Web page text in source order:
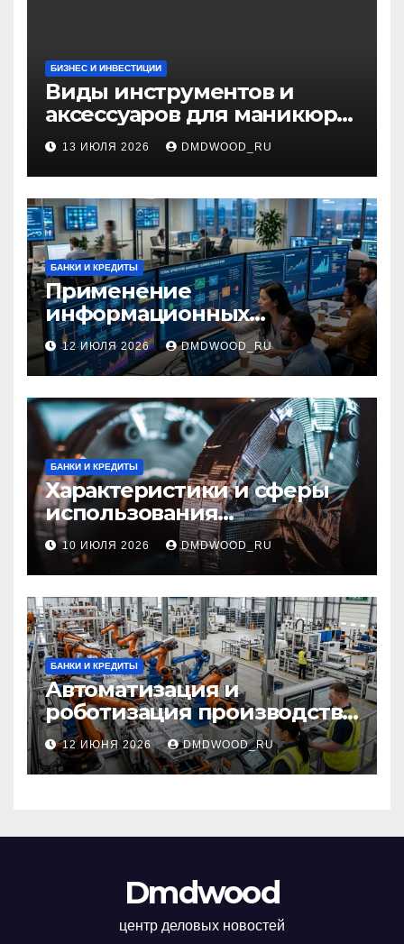
БИЗНЕС И ИНВЕСТИЦИИ
Виды инструментов и
аксессуаров для маникюра
и педикюра
13 ИЮЛЯ 2026 DMDWOOD_RU
БАНКИ И КРЕДИТЫ
Применение
информационных
технологий и системная
интеграция в бизнес-
процессах
12 ИЮЛЯ 2026 DMDWOOD_RU
БАНКИ И КРЕДИТЫ
Характеристики и сферы
использования
межфланцевых
огнезащитных
самоклеящихся лент
10 ИЮЛЯ 2026 DMDWOOD_RU
БАНКИ И КРЕДИТЫ
Автоматизация и
роботизация производства:
технологии, внедрение и
эксплуатационные аспекты
12 ИЮНЯ 2026 DMDWOOD_RU
Dmdwood
центр деловых новостей